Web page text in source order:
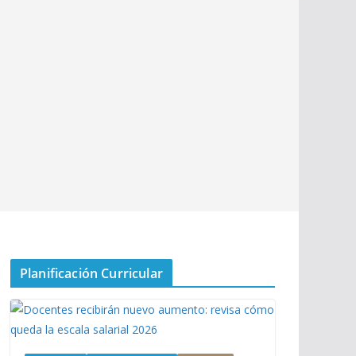
Planificación Curricular